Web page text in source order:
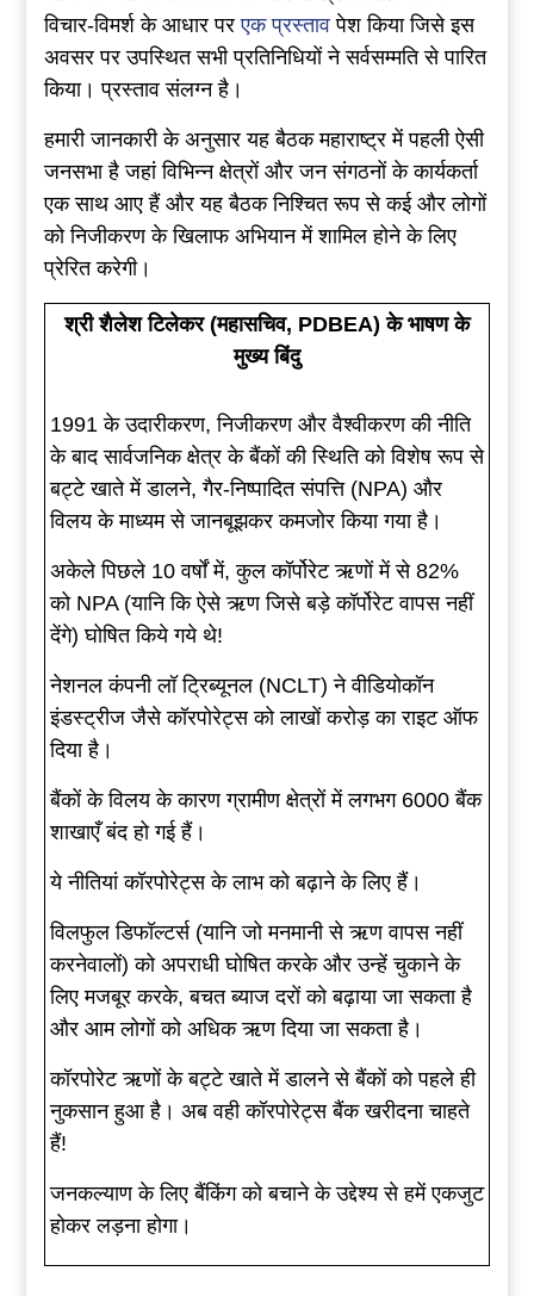
विचार-विमर्श के आधार परएक प्रस्तावपेश किया जिसे इस
अवसर पर उपस्थित सभी प्रतिनिधियों ने सर्वसम्मति से पारित
किया। प्रस्ताव संलग्न है।
हमारी जानकारी के अनुसार यह बैठक महाराष्ट्र में पहली ऐसी
जनसभा है जहां विभिन्न क्षेत्रों और जन संगठनों के कार्यकर्ता
एक साथ आए हैं और यह बैठक निश्चित रूप से कई और लोगों
को निजीकरण के खिलाफ अभियान में शामिल होने के लिए
प्रेरित करेगी।
श्री शैलेश टिलेकर (महासचिव, PDBEA) के भाषण के
मुख्य बिंदु
1991 के उदारीकरण, निजीकरण और वैश्वीकरण की नीति
के बाद सार्वजनिक क्षेत्र के बैंकों की स्थिति को विशेष रूप से
बट्टे खाते में डालने, गैर-निष्पादित संपत्ति (NPA) और
विलय के माध्यम से जानबूझकर कमजोर किया गया है।
अकेले पिछले 10 वर्षों में, कुल कॉर्पोरेट ऋणों में से 82%
को NPA (यानि कि ऐसे ऋण जिसे बड़े कॉर्पोरेट वापस नहीं
देंगे) घोषित किये गये थे!
नेशनल कंपनी लॉ ट्रिब्यूनल (NCLT) ने वीडियोकॉन
इंडस्ट्रीज जैसे कॉरपोरेट्स को लाखों करोड़ का राइट ऑफ
दिया है।
बैंकों के विलय के कारण ग्रामीण क्षेत्रों में लगभग 6000 बैंक
शाखाएँ बंद हो गई हैं।
ये नीतियां कॉरपोरेट्स के लाभ को बढ़ाने के लिए हैं।
विलफुल डिफॉल्टर्स (यानि जो मनमानी से ऋण वापस नहीं
करनेवालों) को अपराधी घोषित करके और उन्हें चुकाने के
लिए मजबूर करके, बचत ब्याज दरों को बढ़ाया जा सकता है
और आम लोगों को अधिक ऋण दिया जा सकता है।
कॉरपोरेट ऋणों के बट्टे खाते में डालने से बैंकों को पहले ही
नुकसान हुआ है। अब वही कॉरपोरेट्स बैंक खरीदना चाहते
हैं!
जनकल्याण के लिए बैंकिंग को बचाने के उद्देश्य से हमें एकजुट
होकर लड़ना होगा।